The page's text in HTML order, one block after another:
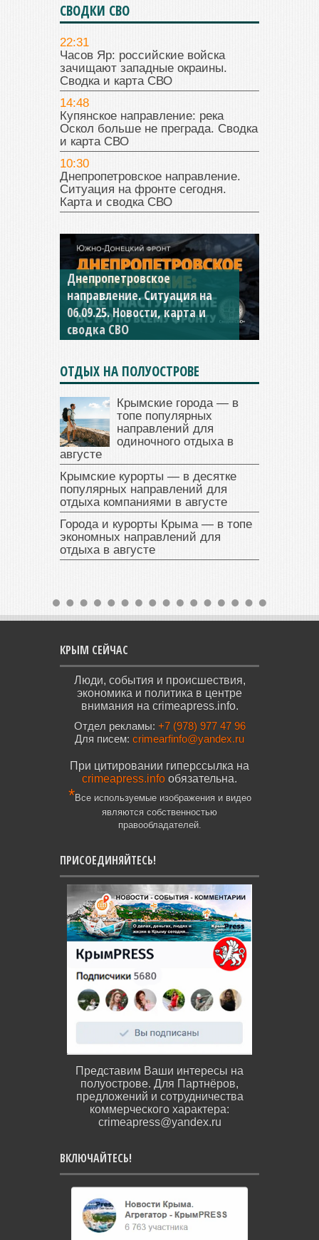
СВОДКИ СВО
22:31
Часов Яр: российские войска
зачищают западные окраины.
Сводка и карта СВО
14:48
Купянское направление: река
Оскол больше не преграда. Сводка
и карта СВО
10:30
Днепропетровское направление.
Ситуация на фронте сегодня.
Карта и сводка СВО
Днепропетровское
направление. Ситуация на
06.09.25. Новости, карта и
сводка СВО
Константиновское
направление. Ситуация на
04.09.25 Новости, карта и
сводка СВО
ОТДЫХ НА ПОЛУОСТРОВЕ
Крымские города — в
топе популярных
направлений для
одиночного отдыха в
августе
Крымские курорты — в десятке
популярных направлений для
отдыха компаниями в августе
Города и курорты Крыма — в топе
экономных направлений для
отдыха в августе
КРЫМ СЕЙЧАС
Люди, события и происшествия,
экономика и политика в центре
внимания на crimeapress.info.
Отдел рекламы: +7 (978) 977 47 96
Для писем: crimearfinfo@yandex.ru
При цитировании гиперссылка на
crimeapress.info обязательна.
*Все используемые изображения и видео
являются собственностью
правообладателей.
ПРИСОЕДИНЯЙТЕСЬ!
Представим Ваши интересы на
полуострове. Для Партнёров,
предложений и сотрудничества
коммерческого характера:
crimeapress@yandex.ru
ВКЛЮЧАЙТЕСЬ!